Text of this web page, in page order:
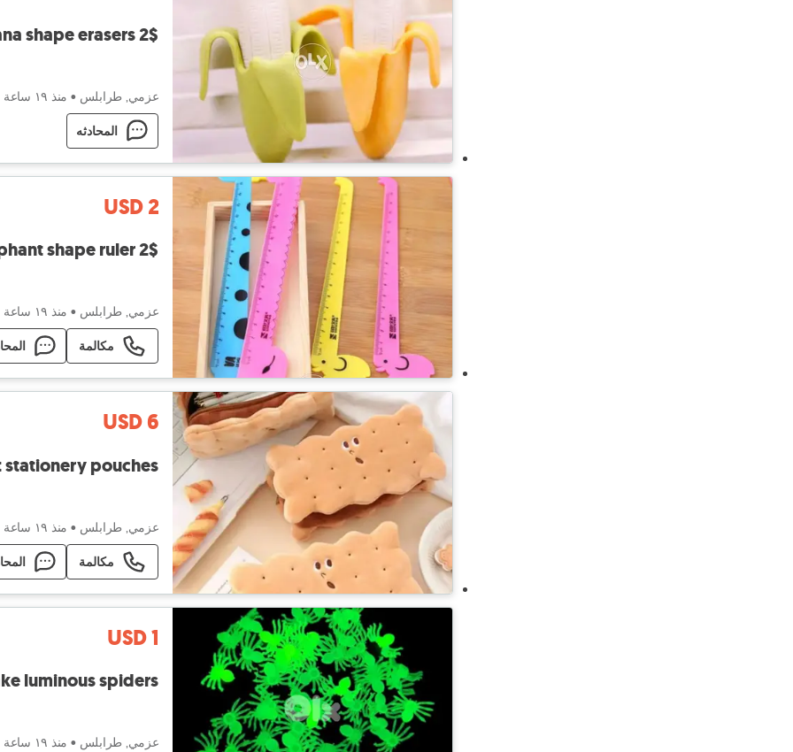
shape erasers 2$
عزمي, طرابلس • منذ ١٩ ساعة
المحادثه
USD 2
shape ruler 2$
عزمي, طرابلس • منذ ١٩ ساعة
مكالمة
USD 6
stationery pouches
عزمي, طرابلس • منذ ١٩ ساعة
مكالمة
USD 1
luminous spiders
عزمي, طرابلس • منذ ١٩ ساعة